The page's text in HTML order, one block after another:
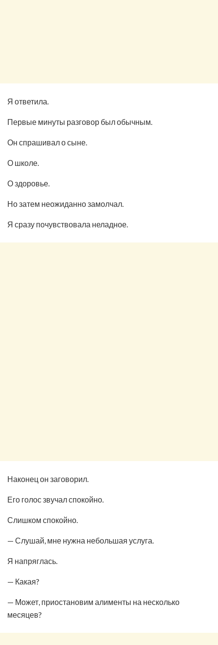
Я ответила.
Первые минуты разговор был обычным.
Он спрашивал о сыне.
О школе.
О здоровье.
Но затем неожиданно замолчал.
Я сразу почувствовала неладное.
Наконец он заговорил.
Его голос звучал спокойно.
Слишком спокойно.
— Слушай, мне нужна небольшая услуга.
Я напряглась.
— Какая?
— Может, приостановим алименты на несколько
месяцев?